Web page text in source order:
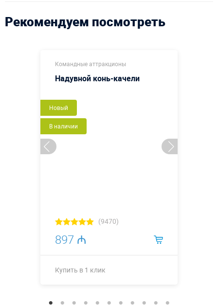
Рекомендуем посмотреть
Командные аттракционы
Надувной конь-качели
Новый
В наличии
(9470)
897 ₼
Купить в 1 клик